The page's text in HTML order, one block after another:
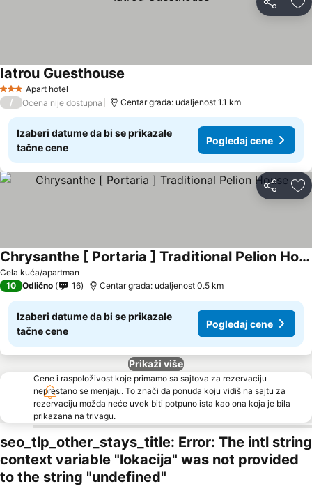
Deli
3 ZvezdiceApart hotel
Iatrou Guesthouse
/ Ocena nije dostupna Centar grada: udaljenost 1.1 km
Izaberi datume da bi se prikazale
tačne cene
Pogledaj cene
Deli
Cela kuća/apartman
Chrysanthe [ Portaria ] Traditional Pelion House
10 Odlično 16 Centar grada: udaljenost 0.5 km
Izaberi datume da bi se prikazale
tačne cene
Pogledaj cene
Prikaži više
Cene i raspoloživost koje primamo sa sajtova za rezervaciju
neprestano se menjaju. To znači da ponuda koju vidiš na sajtu za
rezervaciju možda neće uvek biti potpuno ista kao ona koja je bila
prikazana na trivagu.
seo_tlp_other_stays_title: Error: The intl string
context variable "lokacija" was not provided
to the string "undefined"